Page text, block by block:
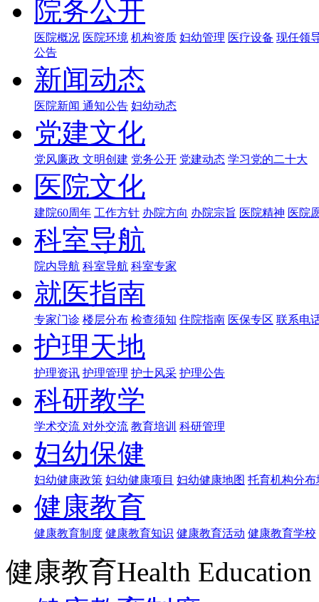
院务公开
医院概况 医院环境 机构资质 妇幼管理 医疗设备 现任领
公告
新闻动态
医院新闻 通知公告 妇幼动态
党建文化
党风廉政 文明创建 党务公开 党建动态 学习党的二十大
医院文化
建院60周年 工作方针 办院方向 办院宗旨 医院精神 医院
科室导航
院内导航 科室导航 科室专家
就医指南
专家门诊 楼层分布 检查须知 住院指南 医保专区 联系电
护理天地
护理资讯 护理管理 护士风采 护理公告
科研教学
学术交流 对外交流 教育培训 科研管理
妇幼保健
妇幼健康政策 妇幼健康项目 妇幼健康地图 托育机构分布
健康教育
健康教育制度 健康教育知识 健康教育活动 健康教育学校
健康教育Health Education